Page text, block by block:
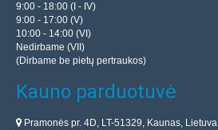
9:00 - 18:00 (I - IV)
9:00 - 17:00 (V)
10:00 - 14:00 (VI)
Nedirbame (VII)
(Dirbame be pietų pertraukos)
Kauno parduotuvė
Pramonės pr. 4D, LT-51329, Kaunas, Lietuva